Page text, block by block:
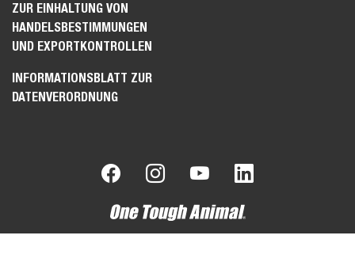
ZUR EINHALTUNG VON
HANDELSBESTIMMUNGEN
UND EXPORTKONTROLLEN
INFORMATIONSBLATT ZUR
DATENVERORDNUNG